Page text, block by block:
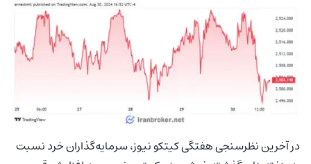
در آخرین نظرسنجی هفتگی کیتکو نیوز، سرمایه‌گذاران خرد نسبت